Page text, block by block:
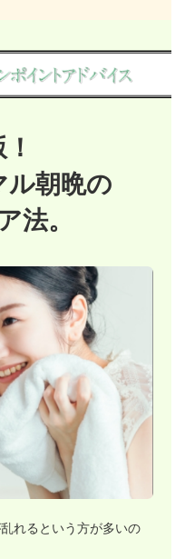
ル朝晩の
法。
れるという方が多いの